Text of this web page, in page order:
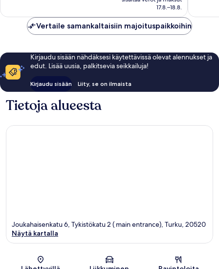
arvostelua
169 €
17.8.–18.8.
Vertaile samankaltaisiin majoituspaikkoihin
Kirjaudu sisään nähdäksesi käytettävissä olevat alennukset ja
edut. Lisää uusia, palkitsevia seikkailuja!
Kirjaudu sisään Liity, se on ilmaista
Tietoja alueesta
Kartta
Joukahaisenkatu 6, Tykistökatu 2 ( main entrance), Turku, 20520
Näytä kartalla